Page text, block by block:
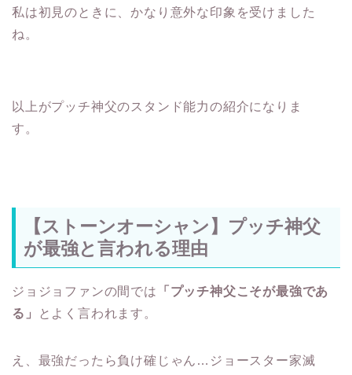
私は初見のときに、かなり意外な印象を受けました
ね。
以上がプッチ神父のスタンド能力の紹介になりま
す。
【ストーンオーシャン】プッチ神父
が最強と言われる理由
ジョジョファンの間では
「プッチ神父こそが最強であ
る」
とよく言われます。
え、最強だったら負け確じゃん…ジョースター家滅